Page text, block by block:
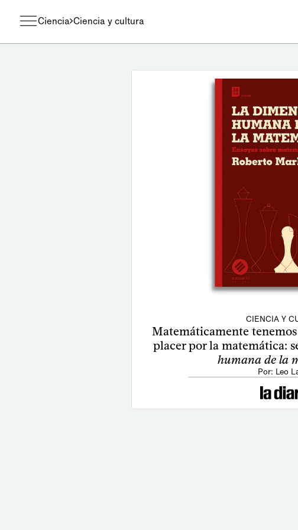
Ciencia Ciencia y cultura
CIENCIA Y
Matemáticamente
placer por la matemática:
humana de la
Por: Leo